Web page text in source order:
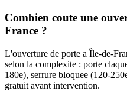
Combien coute une
France ?
L'ouverture de porte a Île-de-
selon la complexite : porte
180e), serrure bloquee (120-
gratuit avant intervention.